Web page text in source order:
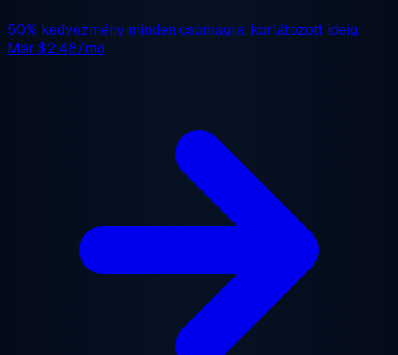
50% kedvezmény minden csomagra, korlátozott ideig.
Már $2.48/mo